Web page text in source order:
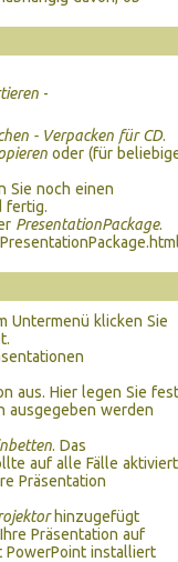
-
- Verpacken für CD.
oder (für
Sie noch einen
fertig.
PresentationPackage.
Untermenü klicken Sie
aus. Hier legen Sie
ausgegeben werden
. Das
auf alle Fälle aktiviert
Präsentation
hinzugefügt
Präsentation auf
PowerPoint installiert